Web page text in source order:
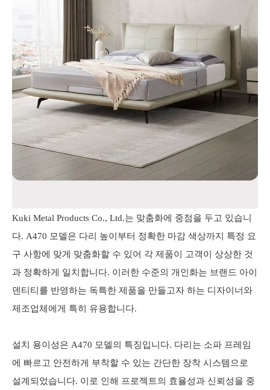
Kuki Metal Products Co., Ltd.는 맞춤화에 중점을 두고 있습니
다. A470 모델은 다리 높이부터 정확한 마감 색상까지 특정 요
구 사항에 맞게 맞춤화할 수 있어 각 제품이 고객이 상상한 것
과 정확하게 일치합니다. 이러한 수준의 개인화는 브랜드 아이
덴티티를 반영하는 독특한 제품을 만들고자 하는 디자이너와
제조업체에게 특히 유용합니다.
설치 용이성은 A470 모델의 특징입니다. 다리는 소파 프레임
에 빠르고 안전하게 부착할 수 있는 간단한 장착 시스템으로
설계되었습니다. 이로 인해 프로젝트의 효율성과 신뢰성을 중